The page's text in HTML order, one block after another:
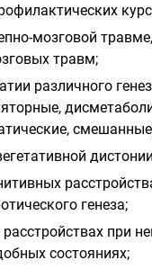
мозговой
травм;
различного
генеза;
при
состояниях;